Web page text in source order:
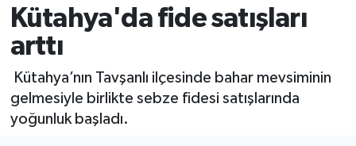
Kütahya'da fide satışları
arttı
Kütahya’nın Tavşanlı ilçesinde bahar mevsiminin
gelmesiyle birlikte sebze fidesi satışlarında
yoğunluk başladı.
İZMİR
ÖZEL HABER
POLİTİKA
Programlar